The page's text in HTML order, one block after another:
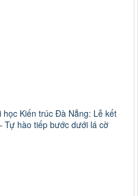
Kiến trúc Đà Nẵng: Lễ kết
Tự hào tiếp bước dưới lá cờ